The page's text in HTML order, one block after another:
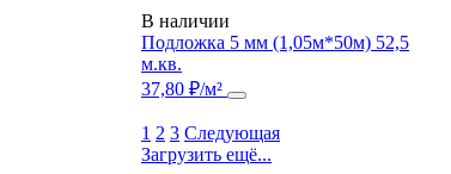
В наличии
Подложка 5 мм (1,05м*50м) 52,5
м.кв.
37,80 ₽/м²
1 2 3 Следующая
Загрузить ещё...